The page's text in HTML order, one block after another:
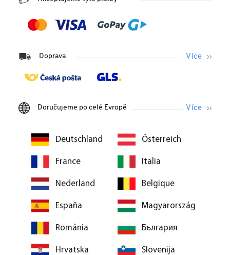
Doprava
Doručujeme po celé Evropě
Deutschland Österreich
France Italia
Nederland Belgique
España Magyarország
România България
Hrvatska Slovenija